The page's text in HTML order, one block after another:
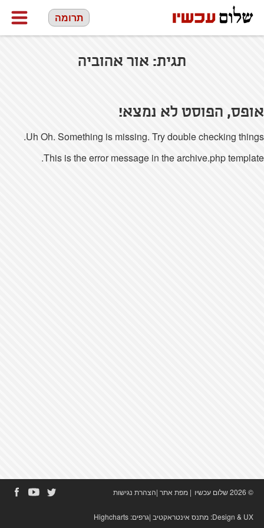
תרומה
תגית: אור אהוביה
אופס, הפוסט לא נמצא!
Uh Oh. Something is missing. Try double checking things.
This is the error message in the archive.php template.
© 2026 שלום עכשיו | מפת אתר|הצהרת נגישות
Design & UX: מתנס אינטראקטיב|גרפים: Highcharts